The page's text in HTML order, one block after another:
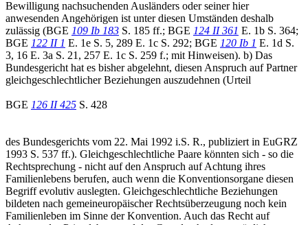
Bewilligung nachsuchenden Ausländers oder seiner hier
anwesenden Angehörigen ist unter diesen Umständen deshalb
zulässig (BGE 109 Ib 183 S. 185 ff.; BGE 124 II 361 E. 1b S. 364;
BGE 122 II 1 E. 1e S. 5, 289 E. 1c S. 292; BGE 120 Ib 1 E. 1d S.
3, 16 E. 3a S. 21, 257 E. 1c S. 259 f.; mit Hinweisen). b) Das
Bundesgericht hat es bisher abgelehnt, diesen Anspruch auf Partner
gleichgeschlechtlicher Beziehungen auszudehnen (Urteil
BGE 126 II 425 S. 428
des Bundesgerichts vom 22. Mai 1992 i.S. R., publiziert in EuGRZ
1993 S. 537 ff.). Gleichgeschlechtliche Paare könnten sich - so die
Rechtsprechung - nicht auf den Anspruch auf Achtung ihres
Familienlebens berufen, auch wenn die Konventionsorgane diesen
Begriff evolutiv auslegten. Gleichgeschlechtliche Beziehungen
bildeten nach gemeineuropäischer Rechtsüberzeugung noch kein
Familienleben im Sinne der Konvention. Auch das Recht auf